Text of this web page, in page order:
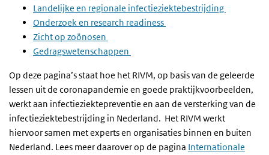
Landelijke en regionale infectieziektebestrijding
Onderzoek en research readiness
Zicht op zoönosen
Gedragswetenschappen
Op deze pagina’s staat hoe het RIVM, op basis van de geleerde
lessen uit de coronapandemie en goede praktijkvoorbeelden,
werkt aan infectieziektepreventie en aan de versterking van de
infectieziektebestrijding in Nederland. Het RIVM werkt
hiervoor samen met experts en organisaties binnen en buiten
Nederland. Lees meer daarover op de pagina Internationale